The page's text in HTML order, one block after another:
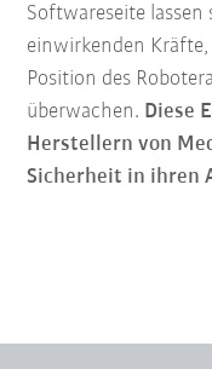
Softwareseite
einwirkenden
Position des
überwachen. Diese
Herstellern von
Sicherheit in ihren